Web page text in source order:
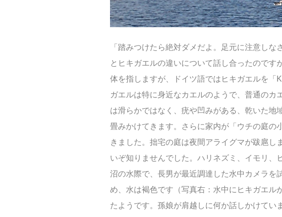
「踏みつけたら絶対ダメだよ。足元に注意し
とヒキガエルの違いについて話し合ったので
体を指しますが、ドイツ語ではヒキガエルを「
ガエルは特に身近なカエルのようで、普通の
は滑らかではなく、疣や凹みがある、乾いた地
畳みかけてきます。さらに家内が「ウチの庭の
きました。拙宅の庭は夜間アライグマが跋扈
いぞ知りませんでした。ハリネズミ、イモリ、
沼の水際で、長男が最近調達した水中カメラを
め、水は褐色です（写真右：水中にヒキガエル
たようです。孫娘が肩越しに何か話しかけてい